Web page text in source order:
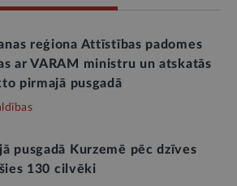
reģiona Attīstības padomes
ar VARAM ministru un atskatās
pirmajā pusgadā
pusgadā Kurzemē pēc dzīves
130 cilvēki